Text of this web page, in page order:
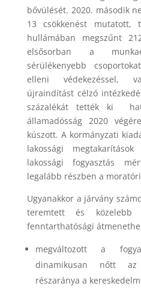
bővülését. 2020. második
13 csökkenést mutatott,
hullámában megszűnt
elsősorban a
sérülékenyebb
elleni védekezéssel,
újraindítást célzó
százalékát tették ki
államadósság 2020
kúszott. A kormányzati
lakossági
lakossági fogyasztás
legalább részben a
Ugyanakkor a járvány
teremtett és
fenntarthatósági
megváltozott a
dinamikusan nőtt az
részaránya a